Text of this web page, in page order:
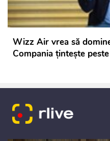
Wizz Air vrea să
Compania țintește